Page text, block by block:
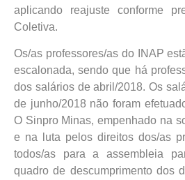
aplicando reajuste conforme
Coletiva.
Os/as professores/as do INAP
escalonada, sendo que há
dos salários de abril/2018. Os
de junho/2018 não foram
O Sinpro Minas, empenhado na
e na luta pelos direitos dos/as
todos/as para a assembleia
quadro de descumprimento dos